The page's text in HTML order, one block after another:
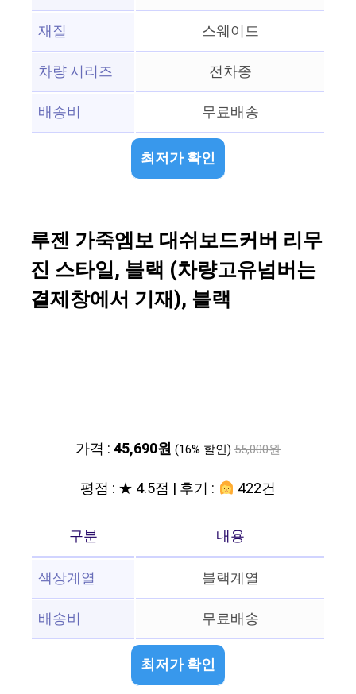
재질
스웨이드
차량 시리즈
전차종
배송비
무료배송
최저가 확인
루젠 가죽엠보 대쉬보드커버 리무
진 스타일, 블랙 (차량고유넘버는
결제창에서 기재), 블랙
가격 :45,690원 (16% 할인) 55,000원
평점 : ★ 4.5점 | 후기 : 422건
구분
내용
색상계열
블랙계열
배송비
무료배송
최저가 확인